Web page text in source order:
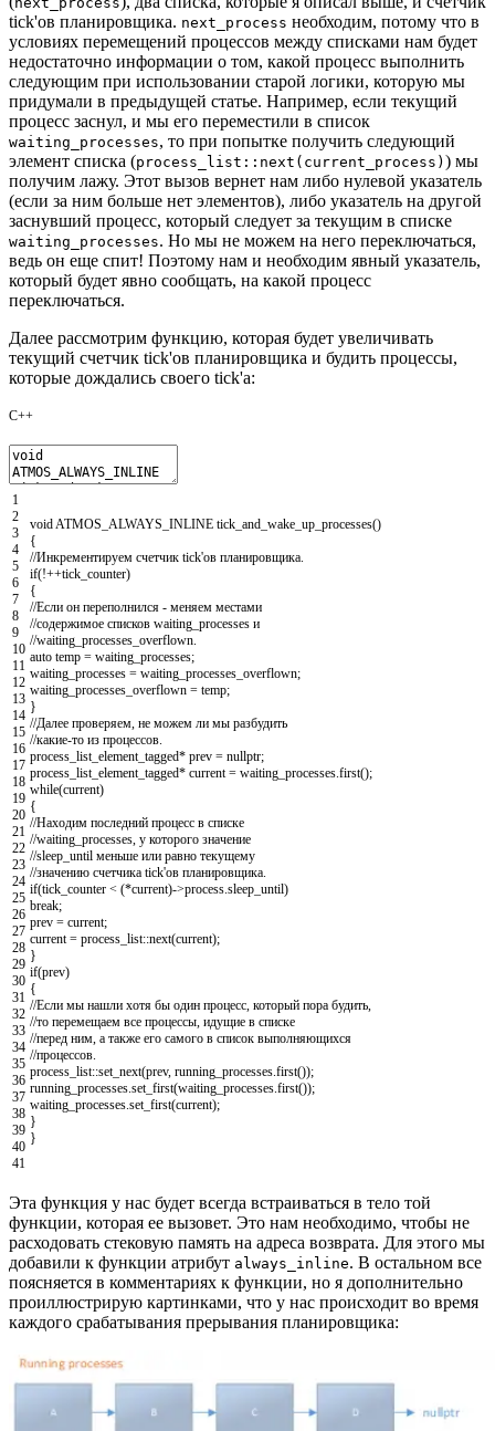
tick'ов планировщика. next_process необходим, потому что в
условиях перемещений процессов между списками нам будет
недостаточно информации о том, какой процесс выполнить
следующим при использовании старой логики, которую мы
придумали в предыдущей статье. Например, если текущий
процесс заснул, и мы его переместили в список
waiting_processes, то при попытке получить следующий
элемент списка (process_list::next(current_process) ) мы
получим лажу. Этот вызов вернет нам либо нулевой указатель
(если за ним больше нет элементов), либо указатель на другой
заснувший процесс, который следует за текущим в списке
waiting_processes. Но мы не можем на него переключаться,
ведь он еще спит! Поэтому нам и необходим явный указатель,
который будет явно сообщать, на какой процесс
переключаться.
Далее рассмотрим функцию, которая будет увеличивать
текущий счетчик tick'ов планировщика и будить процессы,
которые дождались своего tick'а:
C++
1
2
3
4
5
6
7
8
9
10
11
12
13
14
15
16
17
18
19
20
21
22
23
24
25
26
27
28
29
30
31
32
33
34
35
36
37
38
39
40
41
voidATMOS_ALWAYS_INLINE tick_and_wake_up_processes()
{
//Инкрементируем счетчик tick'ов планировщика.
if(!++tick_counter)
{
//Если он переполнился - меняем местами
//содержимое списков waiting_processes и
//waiting_processes_overflown.
auto temp = waiting_processes;
waiting_processes = waiting_processes_overflown;
waiting_processes_overflown = temp;
}
//Далее проверяем, не можем ли мы разбудить
//какие-то из процессов.
process_list_element_tagged* prev = nullptr;
process_list_element_tagged* current = waiting_processes.first();
while(current)
{
//Находим последний процесс в списке
//waiting_processes, у которого значение
//sleep_until меньше или равно текущему
//значению счетчика tick'ов планировщика.
if(tick_counter < (*current)->process.sleep_until)
break;
prev = current;
current = process_list::next(current);
}
if(prev)
{
//Если мы нашли хотя бы один процесс, который пора будить,
//то перемещаем все процессы, идущие в списке
//перед ним, а также его самого в список выполняющихся
//процессов.
process_list::set_next(prev, running_processes.first());
running_processes.set_first(waiting_processes.first());
waiting_processes.set_first(current);
}
}
Эта функция у нас будет всегда встраиваться в тело той
функции, которая ее вызовет. Это нам необходимо, чтобы не
расходовать стековую память на адреса возврата. Для этого мы
добавили к функции атрибут always_inline. В остальном все
поясняется в комментариях к функции, но я дополнительно
проиллюстрирую картинками, что у нас происходит во время
каждого срабатывания прерывания планировщика: